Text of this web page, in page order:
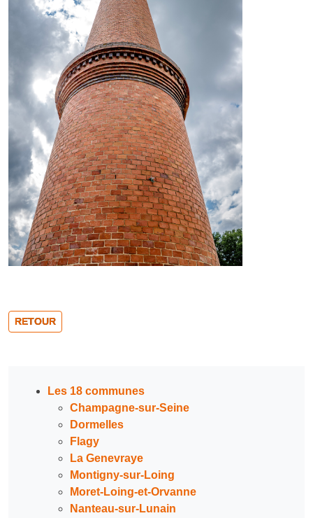
Les 18 communes
Champagne-sur-Seine
Dormelles
Flagy
La Genevraye
Montigny-sur-Loing
Moret-Loing-et-Orvanne
Nanteau-sur-Lunain
RETOUR